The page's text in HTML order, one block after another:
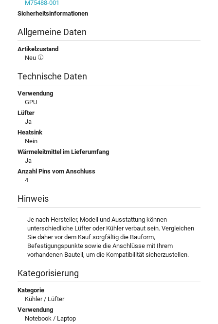
M75488-001
Sicherheitsinformationen
Allgemeine Daten
Artikelzustand
Neu
Technische Daten
Verwendung
GPU
Lüfter
Ja
Heatsink
Nein
Wärmeleitmittel im Lieferumfang
Ja
Anzahl Pins vom Anschluss
4
Hinweis
Je nach Hersteller, Modell und Ausstattung können
unterschiedliche Lüfter oder Kühler verbaut sein. Vergleichen
Sie daher vor dem Kauf sorgfältig die Bauform,
Befestigungspunkte sowie die Anschlüsse mit Ihrem
vorhandenen Bauteil, um die Kompatibilität sicherzustellen.
Kategorisierung
Kategorie
Kühler / Lüfter
Verwendung
Notebook / Laptop